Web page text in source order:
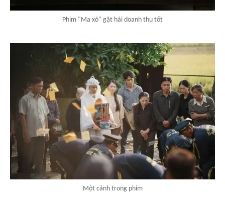
Phim "Ma xó" gặt hái doanh thu tốt
Một cảnh trong phim